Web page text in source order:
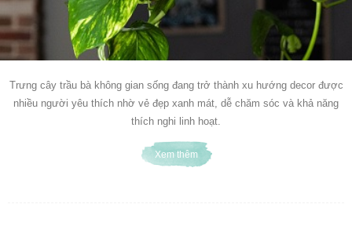
Trưng cây trầu bà không gian sống đang trở thành xu hướng decor được
nhiều người yêu thích nhờ vẻ đẹp xanh mát, dễ chăm sóc và khả năng
thích nghi linh hoạt.
Xem thêm